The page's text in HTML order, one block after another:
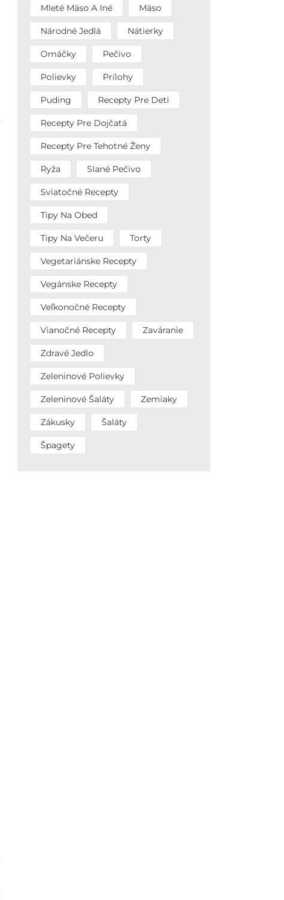
Mleté Mäso A Iné Mäso
Národné Jedlá Nátierky
Omáčky Pečivo
Polievky Prílohy
Puding Recepty Pre Deti
Recepty Pre Dojčatá
Recepty Pre Tehotné Ženy
Ryža Slané Pečivo
Sviatočné Recepty
Tipy Na Obed
Tipy Na Večeru Torty
Vegetariánske Recepty
Vegánske Recepty
Veľkonočné Recepty
Vianočné Recepty Zaváranie
Zdravé Jedlo
Zeleninové Polievky
Zeleninové Šaláty Zemiaky
Zákusky Šaláty
Špagety